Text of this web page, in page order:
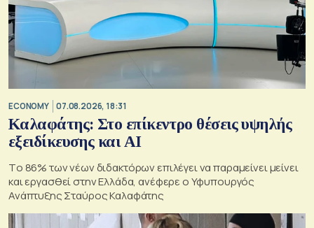
ECONOMY 07.08.2026, 18:31
Καλαφάτης: Στο επίκεντρο θέσεις υψηλής
εξειδίκευσης και AI
Tο 86% των νέων διδακτόρων επιλέγει να παραμείνει μείνει
και εργασθεί στην Ελλάδα, ανέφερε ο Υφυπουργός
Ανάπτυξης Σταύρος Καλαφάτης